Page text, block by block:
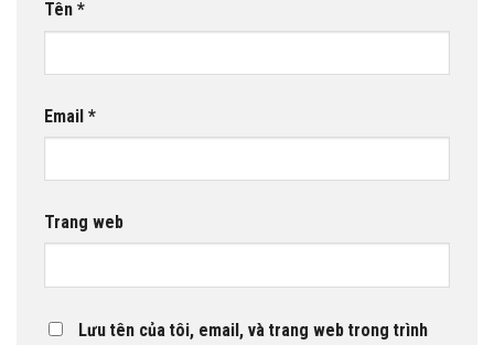
Tên *
Email *
Trang web
Lưu tên của tôi, email, và trang web trong trình